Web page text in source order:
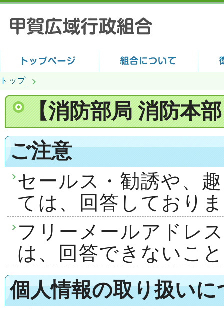
トップ
【消防部局 消防本
ご注意
セールス・勧誘や、
ては、回答しており
フリーメールアドレ
は、回答できないこ
個人情報の取り扱いに